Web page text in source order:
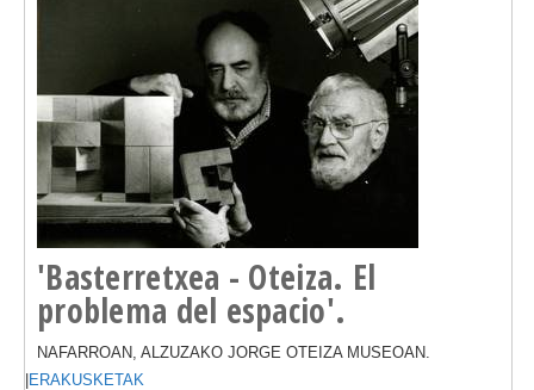
'Basterretxea - Oteiza. El
problema del espacio'.
NAFARROAN, ALZUZAKO JORGE OTEIZA MUSEOAN.
ERAKUSKETAK